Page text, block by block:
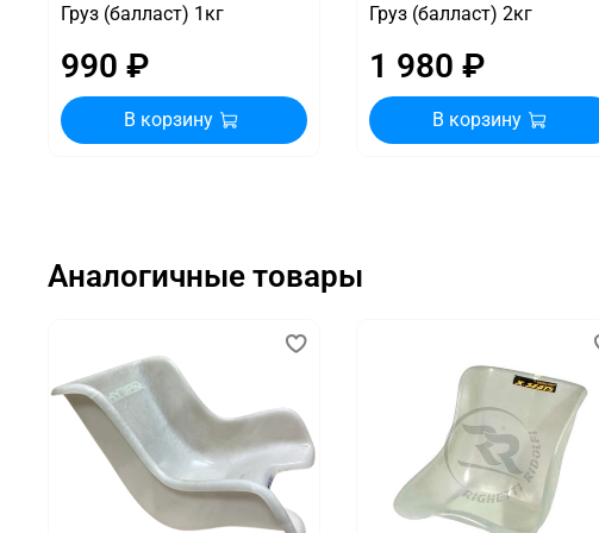
Груз (балласт) 1кг
990 ₽
В корзину
Груз (балласт) 2кг
1 980 ₽
В корзину
Аналогичные товары